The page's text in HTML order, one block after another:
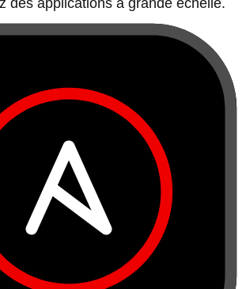
des applications à grande échelle.